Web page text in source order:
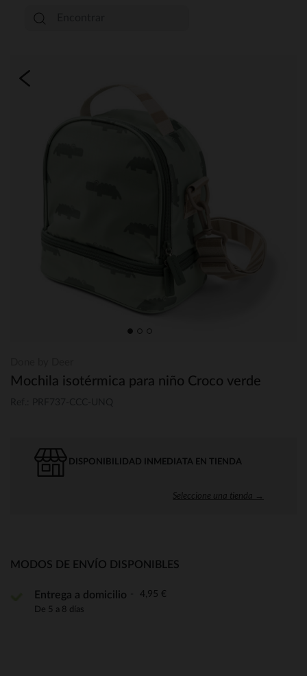
Mochila isotérmica para niño Croco verde
DISPONIBILIDAD INMEDIATA EN TIENDA
Seleccione una tienda →
MODOS DE ENVÍO DISPONIBLES
Entrega a domicilio 4,95 €
De 5 a 8 días